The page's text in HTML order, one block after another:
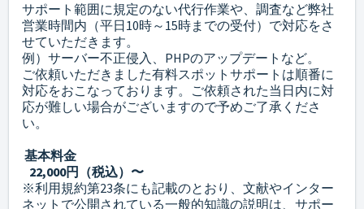
サポート範囲に規定のない代行作業や、調査など弊社
営業時間内（平日10時～15時までの受付）で対応をさ
せていただきます。
例）サーバー不正侵入、PHPのアップデートなど。
ご依頼いただきました有料スポットサポートは順番に
対応をおこなっております。ご依頼された当日内に対
応が難しい場合がございますので予めご了承くださ
い。
基本料金
22,000円（税込）〜
※利用規約第23条にも記載のとおり、文献やインター
ネットで公開されている一般的知識の説明は、サポー